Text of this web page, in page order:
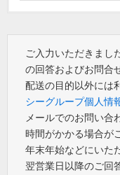
ご入力いただきまし
の回答およびお問合
配送の目的以外には
シーグループ個人情
メールでのお問い合
時間がかかる場合が
年末年始などにいた
翌営業日以降のご回